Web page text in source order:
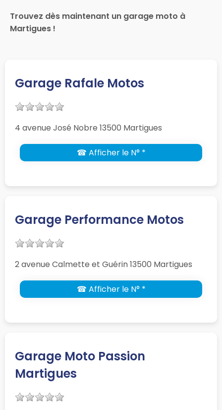
Trouvez dès maintenant un garage moto à
Martigues !
Garage Rafale Motos
4 avenue José Nobre 13500 Martigues
☎ Afficher le N° *
Garage Performance Motos
2 avenue Calmette et Guérin 13500 Martigues
☎ Afficher le N° *
Garage Moto Passion
Martigues